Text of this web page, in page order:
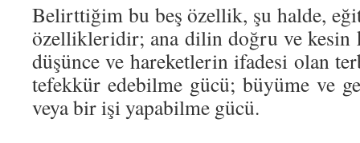
Belirttiğim bu beş özellik, şu halde,
özellikleridir; ana dilin doğru ve kesin
düşünce ve hareketlerin ifadesi olan
tefekkür edebilme gücü; büyüme ve
veya bir işi yapabilme gücü.